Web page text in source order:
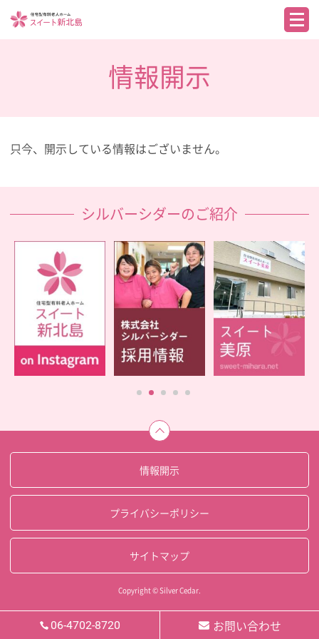
06-4702-8720 お問い合わせ
情報開示
只今、開示している情報はございません。
シルバーシダーのご紹介
情報開示
プライバシーポリシー
サイトマップ
Copyright © Silver Cedar.